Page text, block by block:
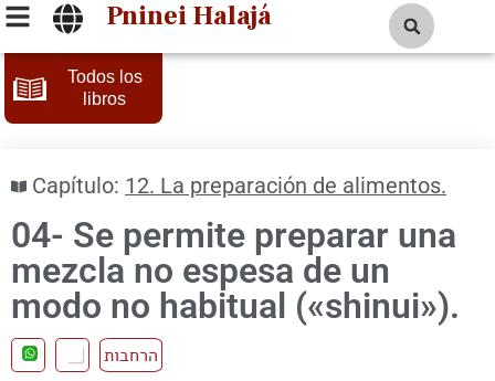
Pninei Halajá
Todos los
libros
Capítulo: 12. La preparación de alimentos.
04- Se permite preparar una
mezcla no espesa de un
modo no habitual («shinui»).
הרחבות